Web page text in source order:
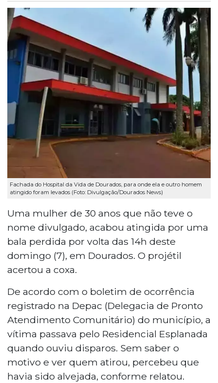
Fachada do Hospital da Vida de Dourados, para onde ela e outro homem
atingido foram levados (Foto: Divulgação/Dourados News)
Uma mulher de 30 anos que não teve o
nome divulgado, acabou atingida por uma
bala perdida por volta das 14h deste
domingo (7), em Dourados. O projétil
acertou a coxa.
De acordo com o boletim de ocorrência
registrado na Depac (Delegacia de Pronto
Atendimento Comunitário) do município, a
vítima passava pelo Residencial Esplanada
quando ouviu disparos. Sem saber o
motivo e ver quem atirou, percebeu que
havia sido alvejada, conforme relatou.